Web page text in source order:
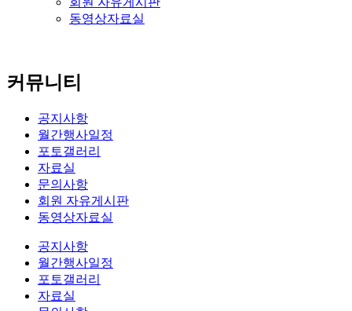
동영상자료실
커뮤니티
공지사항
월간행사일정
포토갤러리
자료실
문의사항
회원 자유게시판
동영상자료실
공지사항
월간행사일정
포토갤러리
자료실